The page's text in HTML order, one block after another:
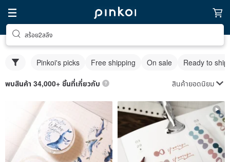
สร้อย2สลึง
Pinkoi's picks Free shipping On sale Ready to ship
พบสินค้า 34,000+ ชิ้นที่เกี่ยวกับ สินค้ายอดนิยม